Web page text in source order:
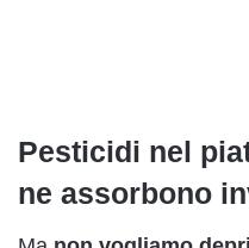
Pesticidi nel
ne assorbono